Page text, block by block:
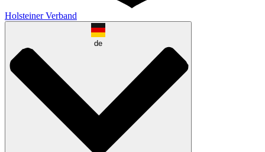
Holsteiner Verband
de